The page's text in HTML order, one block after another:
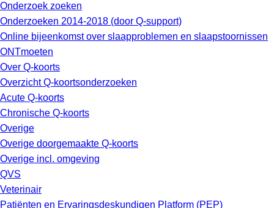
Onderzoek zoeken
Onderzoeken 2014-2018 (door Q-support)
Online bijeenkomst over slaapproblemen en slaapstoornissen
ONTmoeten
Over Q-koorts
Overzicht Q-koortsonderzoeken
Acute Q-koorts
Chronische Q-koorts
Overige
Overige doorgemaakte Q-koorts
Overige incl. omgeving
QVS
Veterinair
Patiënten en Ervaringsdeskundigen Platform (PEP)